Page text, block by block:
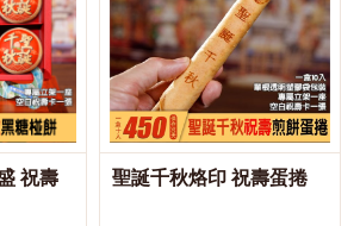
祝壽
♡
聖誕千秋烙印 祝壽蛋捲